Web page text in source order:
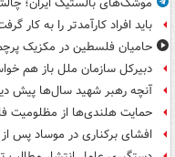
باید افراد کارآمدتر را به کار
حامیان فلسطین در مکزیک
دبیرکل سازمان ملل باز هم
آنچه رهبر شهید سال‌ها پیش
حمایت هلندی‌ها از مظلومیت
افشای برکناری در موساد پس